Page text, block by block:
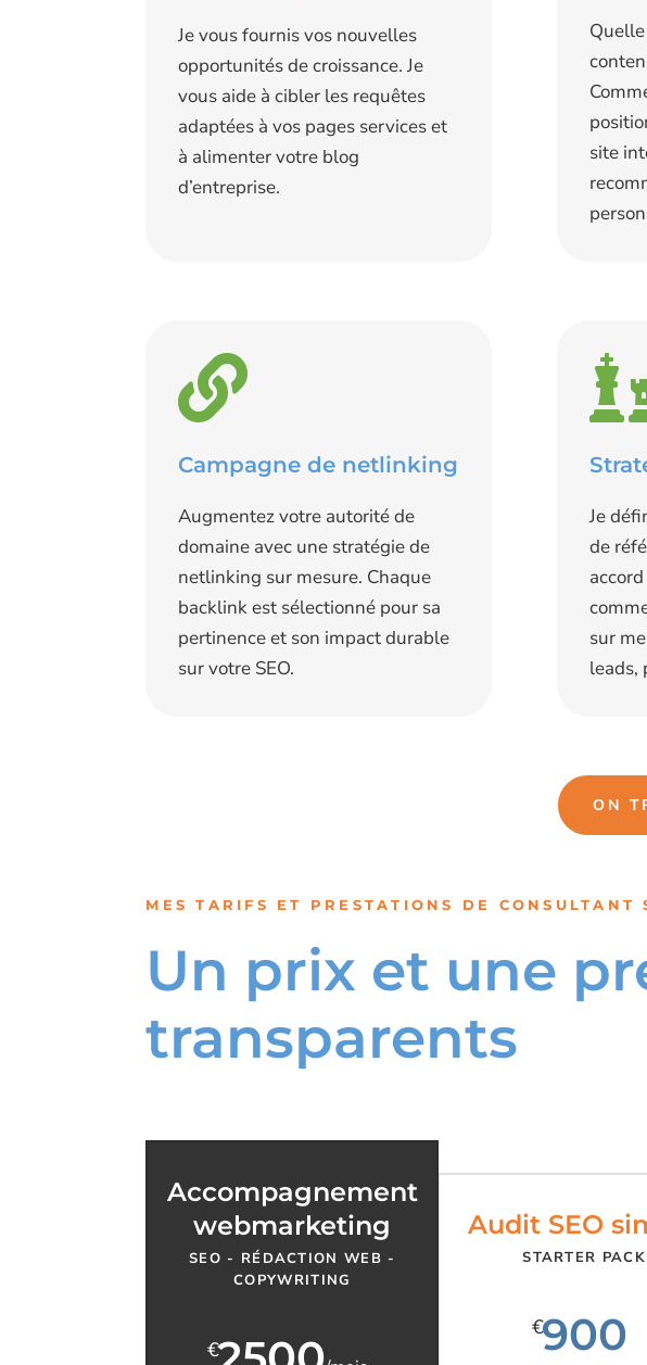
Je vous fournis vos nouvelles
opportunités de croissance. Je
vous aide à cibler les requêtes
adaptées à vos pages services et
à alimenter votre blog
d’entreprise.
site

Campagne de netlinking
Augmentez votre autorité de
domaine avec une stratégie de
netlinking sur mesure. Chaque
backlink est sélectionné pour sa
pertinence et son impact durable
sur votre SEO.
Je
de
sur
leads,
ON
MES TARIFS ET PRESTATIONS DE CONSULTANT
Un prix et une
transparents
Accompagnement
webmarketing
SEO - RÉDACTION WEB -
COPYWRITING
€
Audit SEO
STARTER PACK
€900